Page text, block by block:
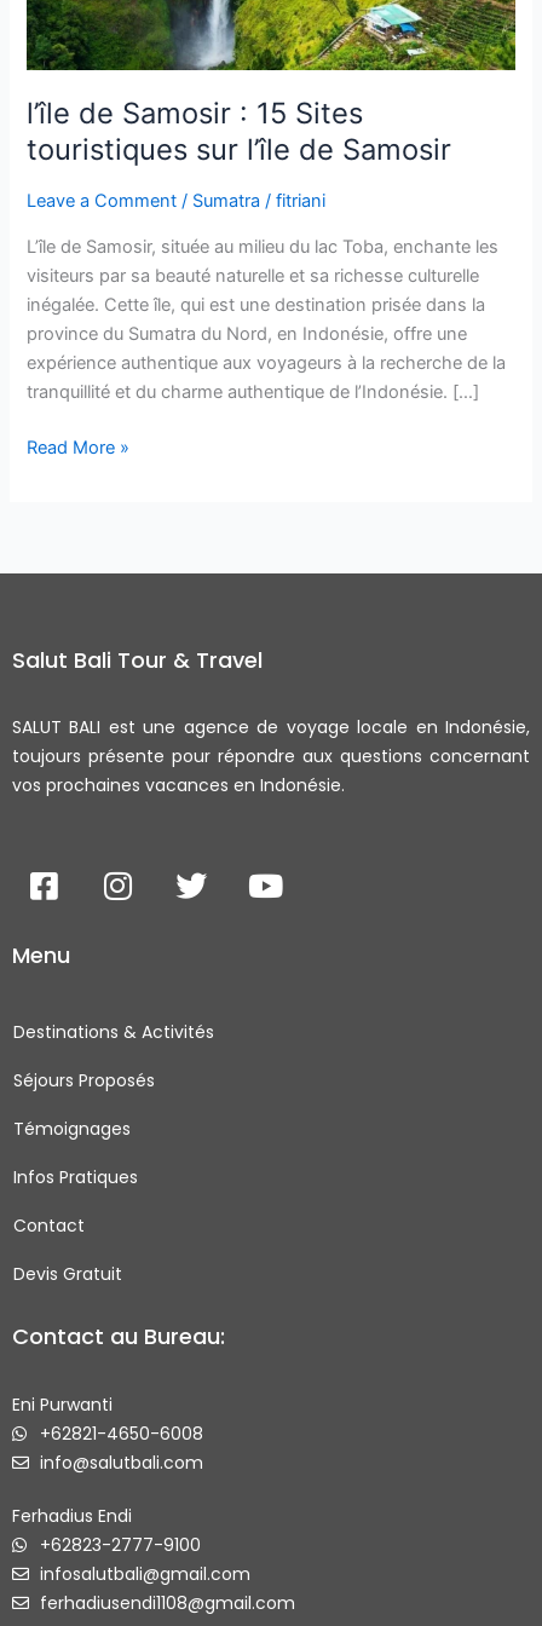
l’île de Samosir : 15 Sites
touristiques sur l’île de Samosir
Leave a Comment / Sumatra /fitriani
L’île de Samosir, située au milieu du lac Toba, enchante les
visiteurs par sa beauté naturelle et sa richesse culturelle
inégalée. Cette île, qui est une destination prisée dans la
province du Sumatra du Nord, en Indonésie, offre une
expérience authentique aux voyageurs à la recherche de la
tranquillité et du charme authentique de l’Indonésie. […]
sur
l’île
de
Samosir
Read More »
Salut Bali Tour & Travel
SALUT BALI est une agence de voyage locale en Indonésie,
toujours présente pour répondre aux questions concernant
vos prochaines vacances en Indonésie.
F
a
e
o
k
-
q
u
r
I
n
g
a
m
T
w
e
Y
o
Menu
Destinations & Activités
Séjours Proposés
Témoignages
Infos Pratiques
Contact
Devis Gratuit
Contact au Bureau:
Eni Purwanti
+62821-4650-6008
info@salutbali.com
Ferhadius Endi
+62823-2777-9100
infosalutbali@gmail.com
ferhadiusendi1108@gmail.com